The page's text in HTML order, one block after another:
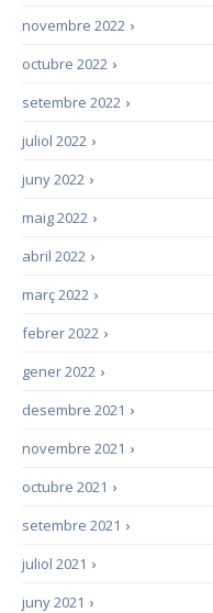
›
novembre 2022
›
octubre 2022
›
setembre 2022
›
juliol 2022
›
juny 2022
›
maig 2022
›
abril 2022
›
març 2022
›
febrer 2022
›
gener 2022
›
desembre 2021
›
novembre 2021
›
octubre 2021
›
setembre 2021
›
juliol 2021
›
juny 2021